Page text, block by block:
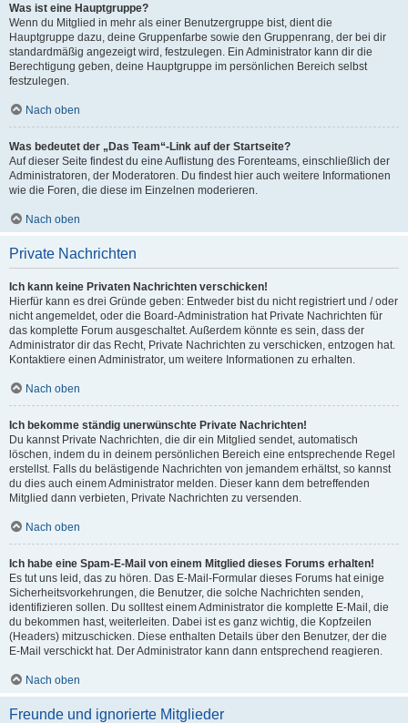
Was ist eine Hauptgruppe?
Wenn du Mitglied in mehr als einer Benutzergruppe bist, dient die
Hauptgruppe dazu, deine Gruppenfarbe sowie den Gruppenrang, der bei dir
standardmäßig angezeigt wird, festzulegen. Ein Administrator kann dir die
Berechtigung geben, deine Hauptgruppe im persönlichen Bereich selbst
festzulegen.
Nach oben
Was bedeutet der „Das Team“-Link auf der Startseite?
Auf dieser Seite findest du eine Auflistung des Forenteams, einschließlich der
Administratoren, der Moderatoren. Du findest hier auch weitere Informationen
wie die Foren, die diese im Einzelnen moderieren.
Nach oben
Private Nachrichten
Ich kann keine Privaten Nachrichten verschicken!
Hierfür kann es drei Gründe geben: Entweder bist du nicht registriert und / oder
nicht angemeldet, oder die Board-Administration hat Private Nachrichten für
das komplette Forum ausgeschaltet. Außerdem könnte es sein, dass der
Administrator dir das Recht, Private Nachrichten zu verschicken, entzogen hat.
Kontaktiere einen Administrator, um weitere Informationen zu erhalten.
Nach oben
Ich bekomme ständig unerwünschte Private Nachrichten!
Du kannst Private Nachrichten, die dir ein Mitglied sendet, automatisch
löschen, indem du in deinem persönlichen Bereich eine entsprechende Regel
erstellst. Falls du belästigende Nachrichten von jemandem erhältst, so kannst
du dies auch einem Administrator melden. Dieser kann dem betreffenden
Mitglied dann verbieten, Private Nachrichten zu versenden.
Nach oben
Ich habe eine Spam-E-Mail von einem Mitglied dieses Forums erhalten!
Es tut uns leid, das zu hören. Das E-Mail-Formular dieses Forums hat einige
Sicherheitsvorkehrungen, die Benutzer, die solche Nachrichten senden,
identifizieren sollen. Du solltest einem Administrator die komplette E-Mail, die
du bekommen hast, weiterleiten. Dabei ist es ganz wichtig, die Kopfzeilen
(Headers) mitzuschicken. Diese enthalten Details über den Benutzer, der die
E-Mail verschickt hat. Der Administrator kann dann entsprechend reagieren.
Nach oben
Freunde und ignorierte Mitglieder